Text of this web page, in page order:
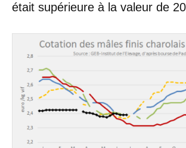
était supérieure à la valeur de